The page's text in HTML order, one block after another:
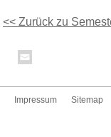
<< Zurück zu
Impressum Sitemap